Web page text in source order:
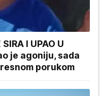
I UPAO U
je agoniju, sada
porukom